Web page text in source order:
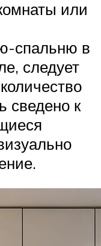
или
спальню в
следует
сведено к